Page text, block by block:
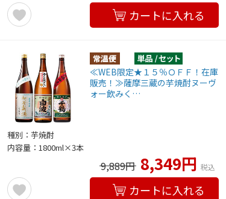
カートに入れる
≪WEB限定★１５％ＯＦＦ！在庫
販売！≫薩摩三蔵の芋焼酎ヌーヴ
ォー飲みく…
種別：芋焼酎
内容量：1800ml×3本
9,889円 8,349円 税込
カートに入れる